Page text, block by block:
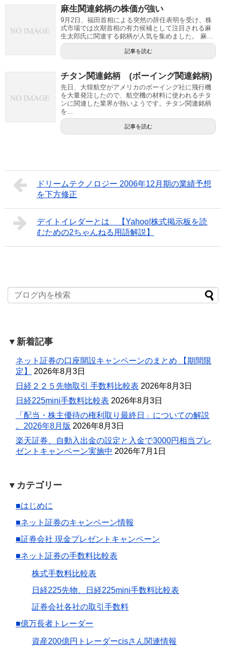
麻生関連銘柄の株価が強い
9月2日、福田首相による突然の辞任表明を受け、株
式市場では次期首相の有力候補として注目される麻
生太郎氏に関連する銘柄が人気を集めました。 麻...
記事を読む
チタン関連銘柄 (ボーイング関連銘柄)
先日、大韓航空がアメリカのボーイング社に飛行機
を大量発注したので、航空機の材料に使われるチタ
ンに関連した業界が熱いようです。チタン関連銘柄
を...
記事を読む
ドリームテクノロジー 2006年12月期の業績予想
を下方修正
デイトイレダーとは 【Yahoo!株式掲示板を読
むための2ちゃんねる用語解説】
▼新着記事
ネット証券の口座開設キャンペーンのまとめ 【期間限
定】
2026年8月3日
日経２２５先物取引 手数料比較表 2026年8月3日
日経225mini手数料比較表 2026年8月3日
「配当・株主優待の権利取り最終日」についての解説
。2026年8月版 2026年8月3日
楽天証券、自動入出金の設定と入金で3000円相当プレ
ゼントキャンペーン実施中 2026年7月1日
▼カテゴリー
■はじめに
■ネット証券のキャンペーン情報
■証券会社 現金プレゼントキャンペーン
■ネット証券の手数料比較表
株式手数料比較表
日経225先物、日経225mini手数料比較表
証券会社各社の取引手数料
■億万長者トレーダー
資産200億円トレーダーcisさん関連情報